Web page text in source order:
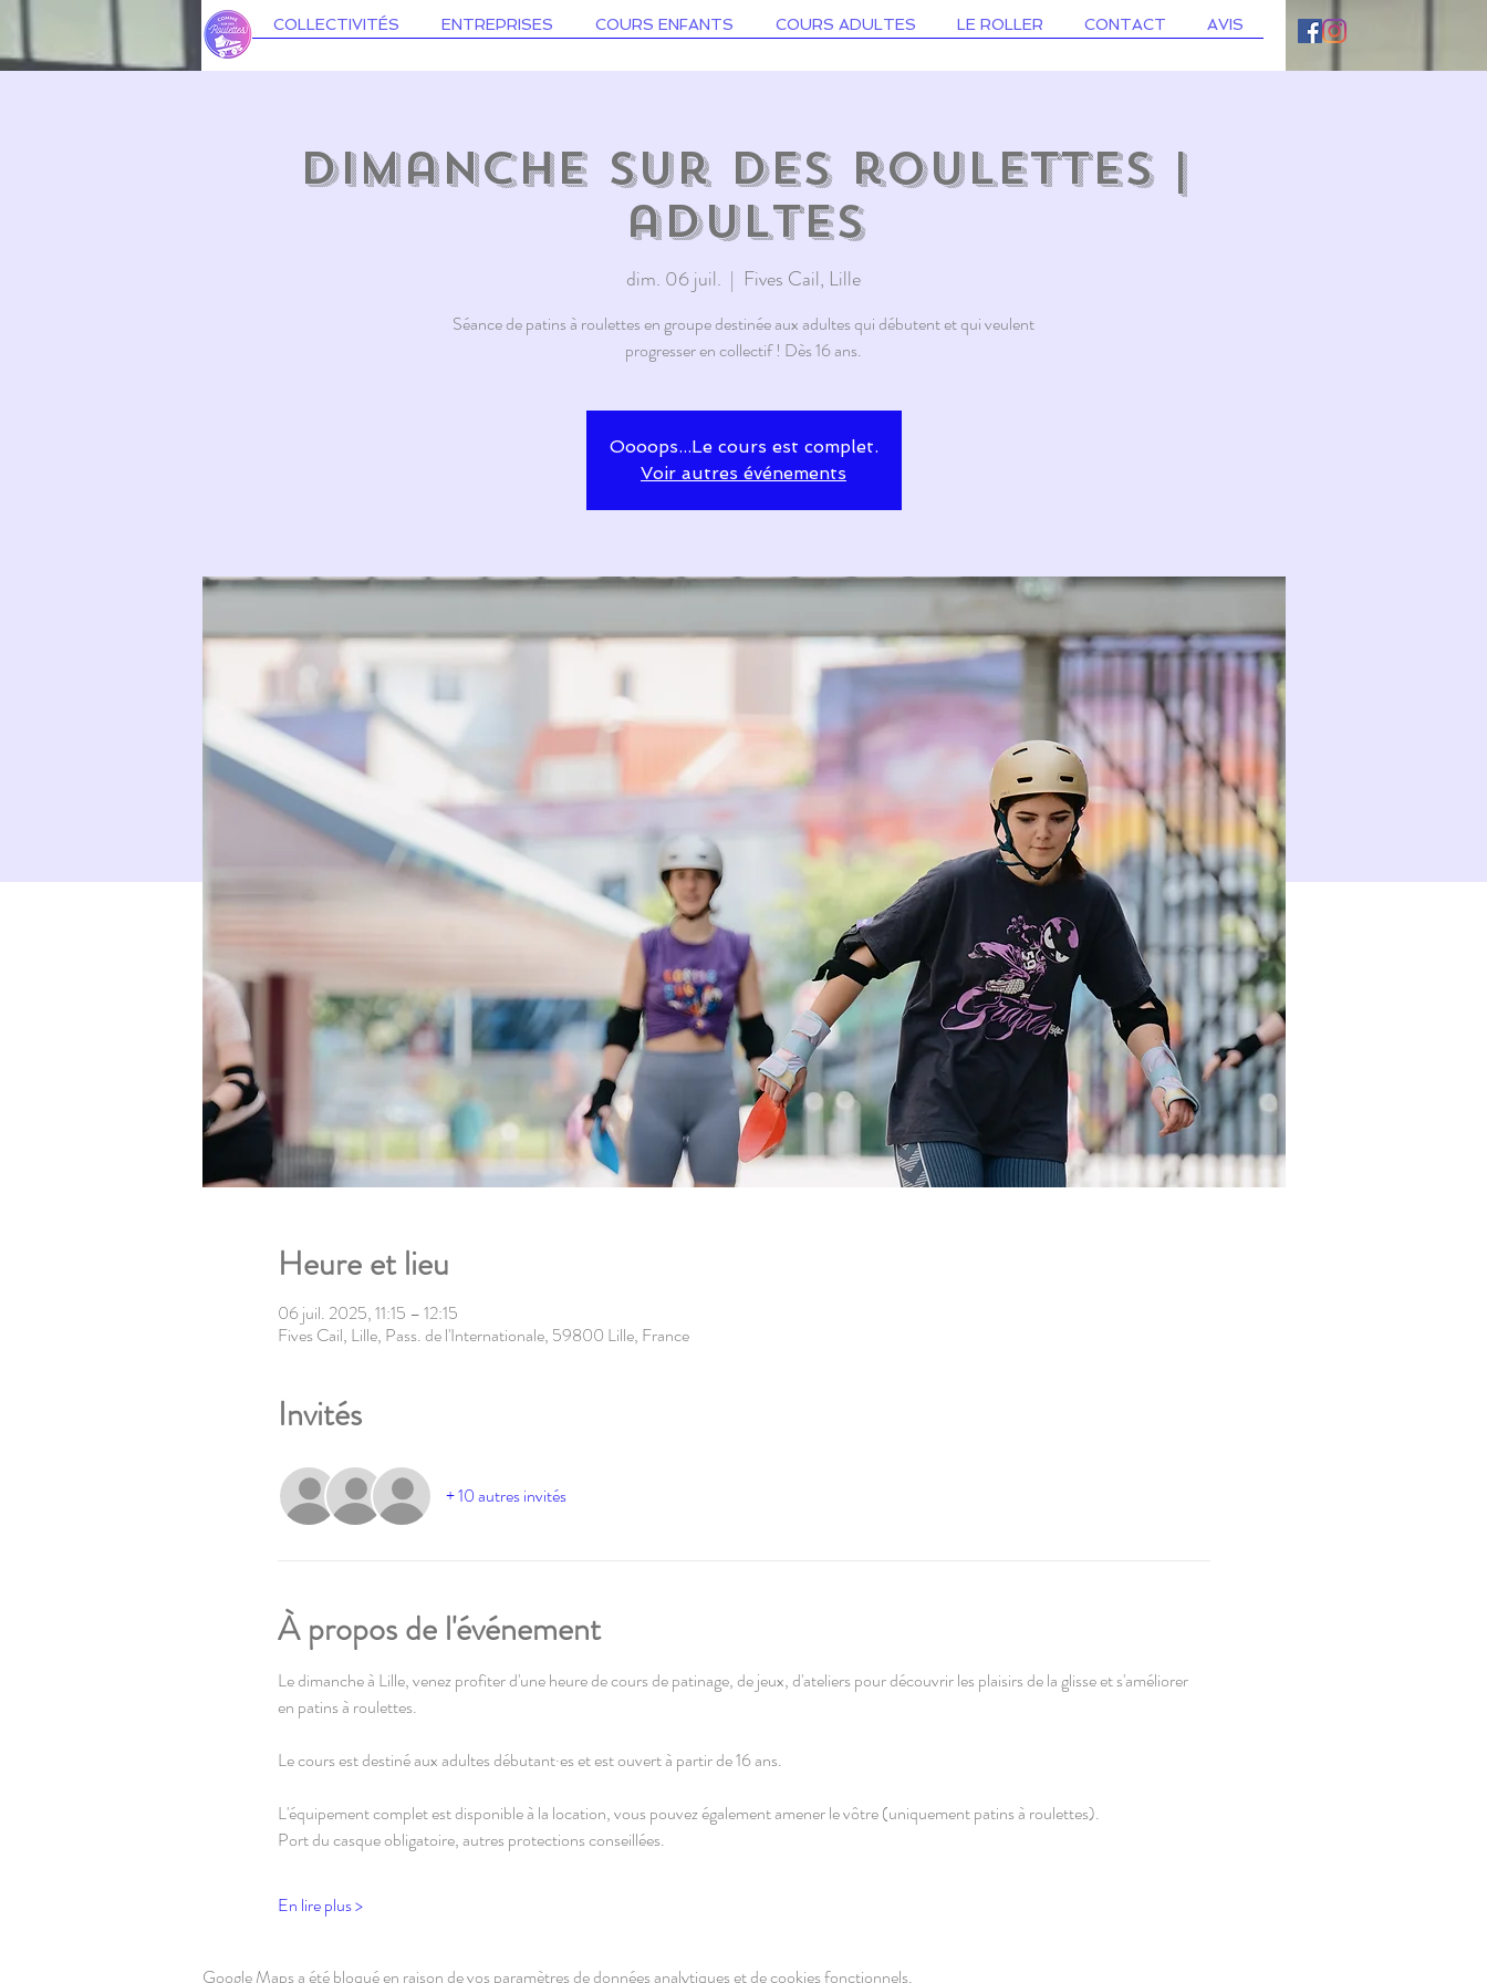
COLLECTIVITÉS ENTREPRISES COURS ENFANTS COURS ADULTES LE ROLLER CONTACT AVIS
Dimanche sur des roulettes |
adultes
dim. 06 juil.
  |
Fives Cail, Lille
Séance de patins à roulettes en groupe destinée aux adultes qui débutent et qui veulent
progresser en collectif ! Dès 16 ans.
Oooops...Le cours est complet.
Voir autres événements
Heure et lieu
06 juil. 2025, 11:15 – 12:15
Fives Cail, Lille, Pass. de l'Internationale, 59800 Lille, France
Invités
+ 10 autres invités
À propos de l'événement
Le dimanche à Lille, venez profiter d'une heure de cours de patinage, de jeux, d'ateliers pour découvrir les plaisirs de la glisse et s'améliorer
en patins à roulettes.
Le cours est destiné aux adultes débutant·es et est ouvert à partir de 16 ans.
L'équipement complet est disponible à la location, vous pouvez également amener le vôtre (uniquement patins à roulettes).
Port du casque obligatoire, autres protections conseillées.
En lire plus >
Google Maps a été bloqué en raison de vos paramètres de données analytiques et de cookies fonctionnels.